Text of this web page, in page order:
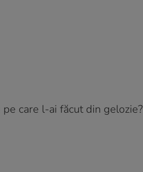
care l-ai făcut din gelozie?